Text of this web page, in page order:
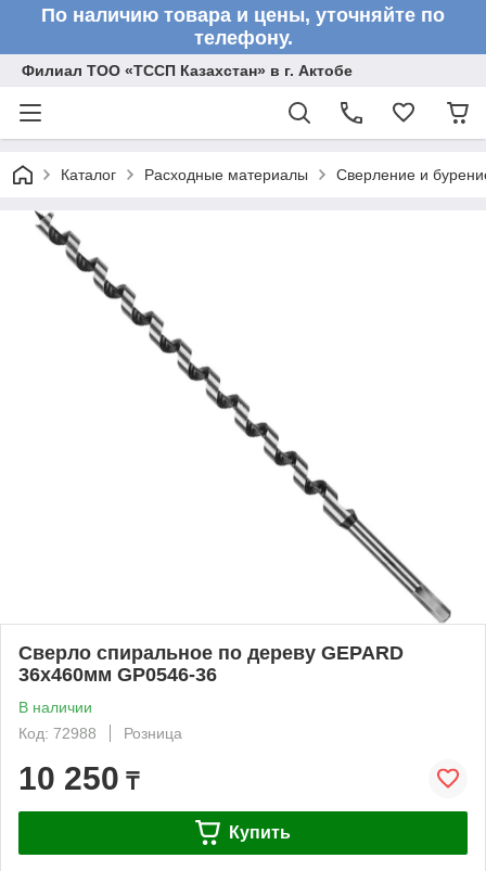
По наличию товара и цены, уточняйте по
телефону.
Филиал ТОО «ТССП Казахстан» в г. Актобе
Каталог Расходные материалы Сверление и
Сверло спиральное по дереву GEPARD
36x460мм GP0546-36
В наличии
Код: 72988
Розница
10 250 ₸
Купить